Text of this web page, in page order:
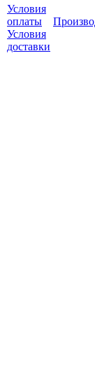
Условия
оплаты
Условия
доставки